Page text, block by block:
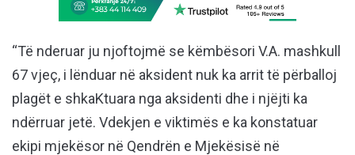
“Të nderuar ju njoftojmë se këmbësori V.A. mashkull
67 vjeç, i lënduar në aksident nuk ka arrit të përballoj
plagët e shkaKtuara nga aksidenti dhe i njëjti ka
ndërruar jetë. Vdekjen e viktimës e ka konstatuar
ekipi mjekësor në Qendrën e Mjekësisë në